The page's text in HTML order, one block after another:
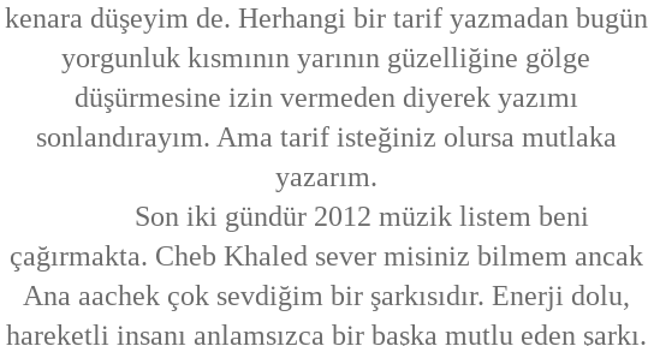
kenara düşeyim de. Herhangi bir tarif yazmadan bugün
yorgunluk kısmının yarının güzelliğine gölge
düşürmesine izin vermeden diyerek yazımı
sonlandırayım. Ama tarif isteğiniz olursa mutlaka
yazarım.
Son iki gündür 2012 müzik listem beni
çağırmakta. Cheb Khaled sever misiniz bilmem ancak
Ana aachek çok sevdiğim bir şarkısıdır. Enerji dolu,
hareketli insanı anlamsızca bir başka mutlu eden şarkı.